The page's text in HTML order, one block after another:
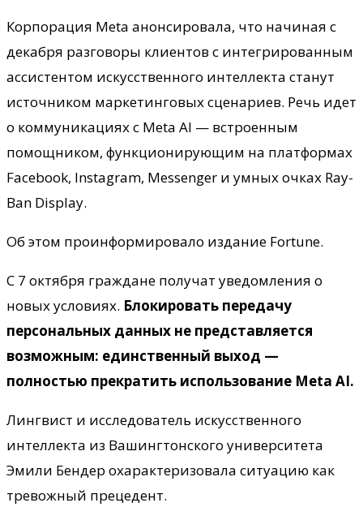
Корпорация Meta анонсировала, что начиная с
декабря разговоры клиентов с интегрированным
ассистентом искусственного интеллекта станут
источником маркетинговых сценариев. Речь идет
о коммуникациях с Meta AI — встроенным
помощником, функционирующим на платформах
Facebook, Instagram, Messenger и умных очках Ray-
Ban Display.
Об этом проинформировало издание Fortune.
С 7 октября граждане получат уведомления о
новых условиях. Блокировать передачу
персональных данных не представляется
возможным: единственный выход —
полностью прекратить использование Meta AI.
Лингвист и исследователь искусственного
интеллекта из Вашингтонского университета
Эмили Бендер охарактеризовала ситуацию как
тревожный прецедент.